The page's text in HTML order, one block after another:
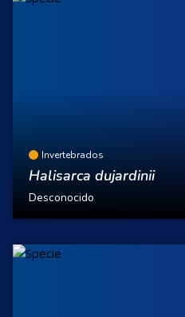
Invertebrados
Halisarca dujardinii
Desconocido